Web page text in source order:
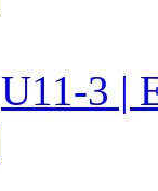
U11-3 |